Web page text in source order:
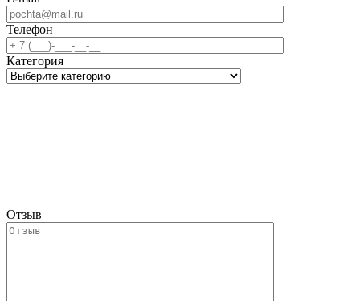
Телефон
Категория
Отзыв